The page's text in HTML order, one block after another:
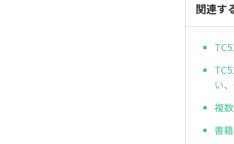
関連す
い
複
書